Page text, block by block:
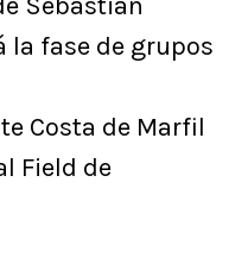
la fase de grupos
Costa de Marfil
Field de